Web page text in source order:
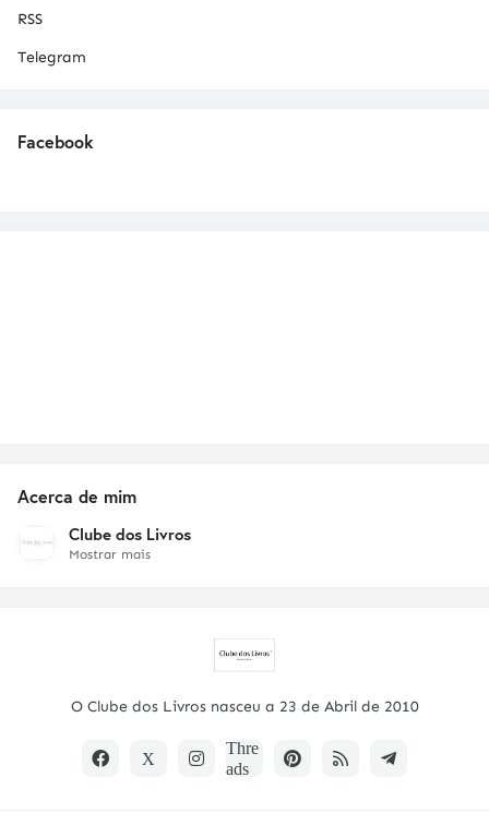
RSS
Telegram
Facebook
Acerca de mim
Clube dos Livros
Mostrar mais
O Clube dos Livros nasceu a 23 de Abril de 2010